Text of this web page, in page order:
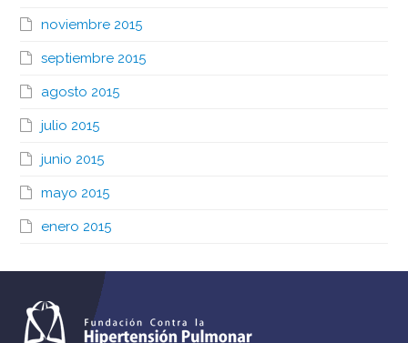
noviembre 2015
septiembre 2015
agosto 2015
julio 2015
junio 2015
mayo 2015
enero 2015